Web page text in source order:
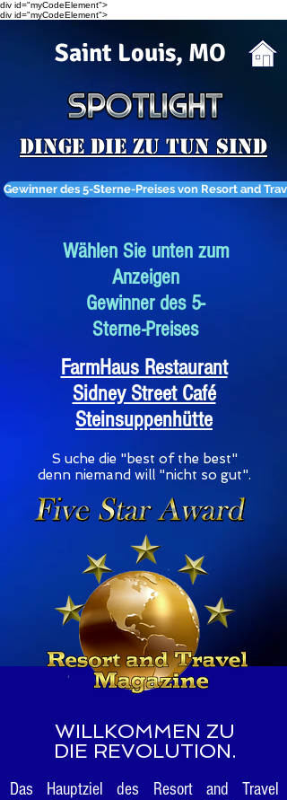
div id="myCodeElement">
div id="myCodeElement">
Saint Louis, MO
Dinge die zu tun sind
Gewinner des 5-Sterne-Preises von Resort and
Wählen Sie unten zum
Anzeigen
Gewinner des 5-
Sterne-Preises
FarmHaus Restaurant
Sidney Street Café
Steinsuppenhütte
S uche die "best of the best"
denn niemand will "nicht so gut".
WILLKOMMEN ZU
DIE REVOLUTION.
Das Hauptziel des Resort and Travel